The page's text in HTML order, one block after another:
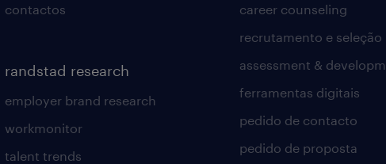
contactos
randstad research
employer brand research
workmonitor
talent trends
career counseling
recrutamento e seleção
assessment &
ferramentas digitais
pedido de contacto
pedido de proposta